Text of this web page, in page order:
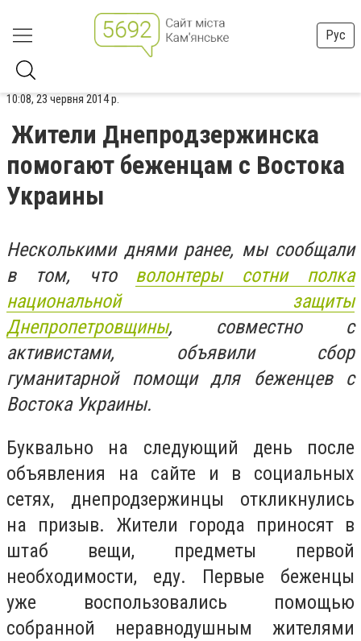
Рус
10:08, 23 червня 2014 р.
Жители Днепродзержинска
помогают беженцам с Востока
Украины
Несколькими днями ранее, мы сообщали
в том, что волонтеры сотни полка
национальной защиты
Днепропетровщины, совместно с
активистами, объявили сбор
гуманитарной помощи для беженцев с
Востока Украины.
Буквально на следующий день после
объявления на сайте и в социальных
сетях, днепродзержинцы откликнулись
на призыв. Жители города приносят в
штаб вещи, предметы первой
необходимости, еду. Первые беженцы
уже воспользовались помощью
собранной неравнодушным жителями